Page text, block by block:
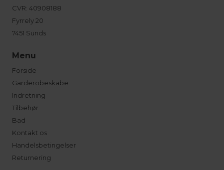
CVR: 40908188
Fyrrely 20
7451 Sunds
Menu
Forside
Garderobeskabe
Indretning
Tilbehør
Bad
Kontakt os
Handelsbetingelser
Returnering